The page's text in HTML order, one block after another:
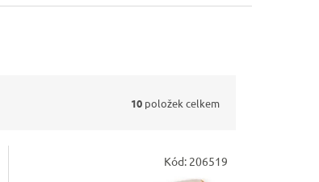
10 položek celkem
Kód: 206519